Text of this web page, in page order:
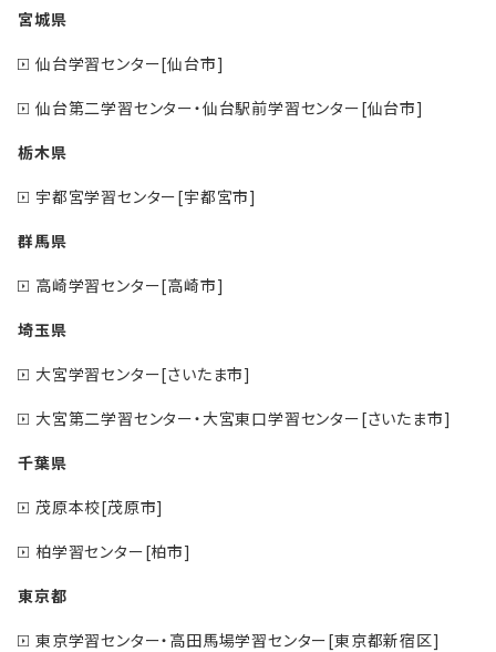
宮城県
仙台学習センター[仙台市]
仙台第二学習センター・仙台駅前学習センター[仙台市]
栃木県
宇都宮学習センター[宇都宮市]
群馬県
高崎学習センター[高崎市]
埼玉県
大宮学習センター[さいたま市]
大宮第二学習センター・大宮東口学習センター[さいたま市]
千葉県
茂原本校[茂原市]
柏学習センター[柏市]
東京都
東京学習センター・高田馬場学習センター[東京都新宿区]